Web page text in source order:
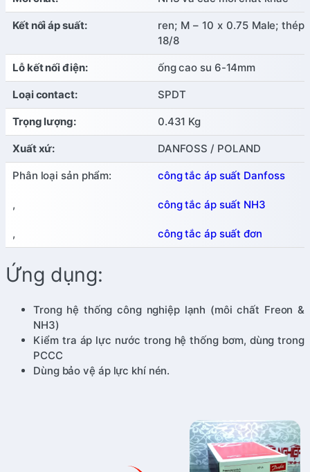
Kết nối áp suất:
ren; M – 10 x 0.75 Male; thép
18/8
Lỗ kết nối điện: ống cao su 6-14mm
Loại contact: SPDT
Trọng lượng: 0.431 Kg
Xuất xứ: DANFOSS / POLAND
Phân loại sản phẩm: công tắc áp suất Danfoss
, công tắc áp suất NH3
, công tắc áp suất đơn
Ứng dụng:
Trong hệ thống công nghiệp lạnh (môi chất Freon &
NH3)
Kiểm tra áp lực nước trong hệ thống bơm, dùng trong
PCCC
Dùng bảo vệ áp lực khí nén.